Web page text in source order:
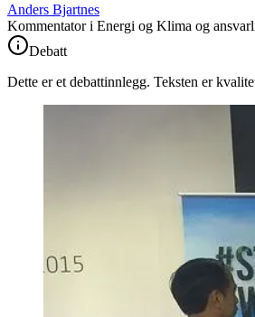
Anders Bjartnes
Kommentator i Energi og Klima og
Debatt
Dette er et debattinnlegg. Teksten er